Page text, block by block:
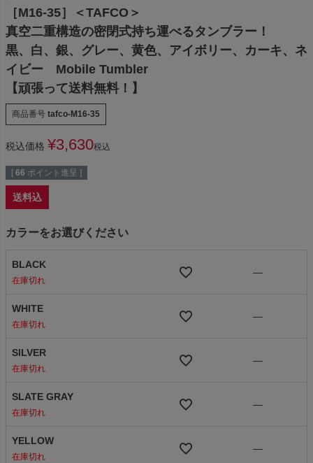
［M16-35］＜TAFCO＞
真空二重構造の密閉式持ち運べるタンブラー！
黒、白、銀、グレー、黄色、アイボリー、カーキ、ネ
イビー Mobile Tumbler
【頑張って送料無料！】
商品番号 tafco-M16-35
税込価格 ¥3,630税込
[ 66 ポイント進呈 ]
送料込
カラーをお選びください
BLACK
在庫切れ
—
WHITE
在庫切れ
—
SILVER
在庫切れ
—
SLATE GRAY
在庫切れ
—
YELLOW
在庫切れ
—